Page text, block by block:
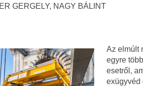
GERGELY, NAGY BÁLINT
Az elmúlt
egyre
esetről,
exügyvéd